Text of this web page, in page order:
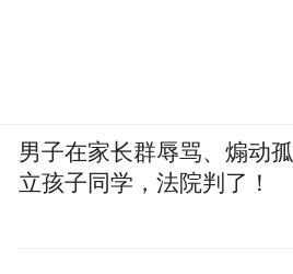
男子在家长群辱骂、煽动孤
立孩子同学，法院判了！